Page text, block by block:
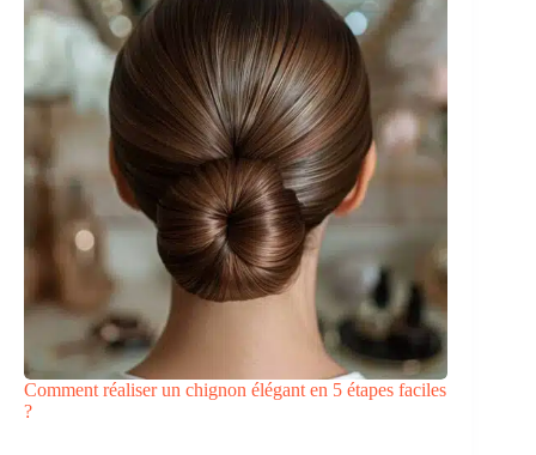
Comment réaliser un chignon élégant en 5 étapes faciles
?